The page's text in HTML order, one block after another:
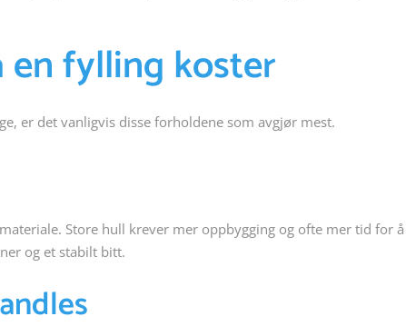
fylling koster
er det vanligvis disse forholdene som avgjør mest.
Store hull krever mer oppbygging og ofte mer tid for å
og et stabilt bitt.